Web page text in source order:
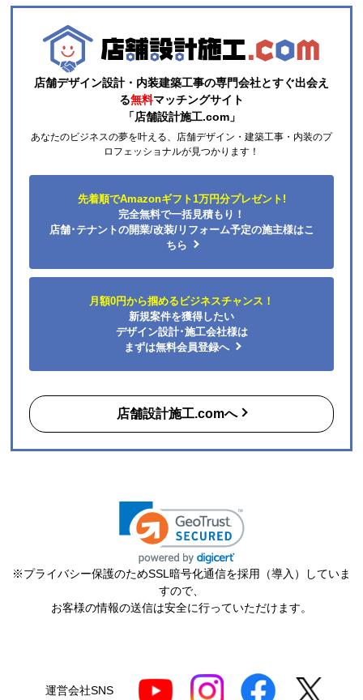
店舗デザイン設計・内装建築工事の専門会社とすぐ出会え
る無料マッチングサイト
「店舗設計施工.com」
あなたのビジネスの夢を叶える、店舗デザイン・建築工事・内装のプ
ロフェッショナルが見つかります！
先着順でAmazonギフト1万円分プレゼント!
完全無料で一括見積もり！
店舗･テナントの開業/改装/リフォーム予定の施主様はこ
ちら
月額0円から掴めるビジネスチャンス！
新規案件を獲得したい
デザイン設計･施工会社様は
まずは無料会員登録へ
店舗設計施工.comへ
※プライバシー保護のためSSL暗号化通信を採用（導入）していま
すので、
お客様の情報の送信は安全に行っていただけます。
運営会社SNS